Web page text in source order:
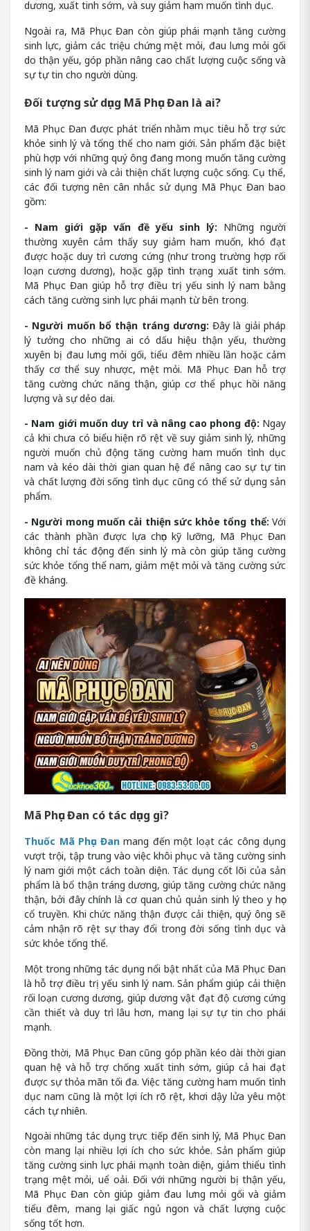
dương, xuất tinh sớm, và suy giảm ham muốn tình dục.
Ngoài ra, Mã Phục Đan còn giúp phái mạnh tăng cường
sinh lực, giảm các triệu chứng mệt mỏi, đau lưng mỏi gối
do thận yếu, góp phần nâng cao chất lượng cuộc sống và
sự tự tin cho người dùng.
Đối tượng sử dụng Mã Phục Đan là ai?
Mã Phục Đan được phát triển nhằm mục tiêu hỗ trợ sức
khỏe sinh lý và tổng thể cho nam giới. Sản phẩm đặc biệt
phù hợp với những quý ông đang mong muốn tăng cường
sinh lý nam giới và cải thiện chất lượng cuộc sống. Cụ thể,
các đối tượng nên cân nhắc sử dụng Mã Phục Đan bao
gồm:
- Nam giới gặp vấn đề yếu sinh lý: Những người
thường xuyên cảm thấy suy giảm ham muốn, khó đạt
được hoặc duy trì cương cứng (như trong trường hợp rối
loạn cương dương), hoặc gặp tình trạng xuất tinh sớm.
Mã Phục Đan giúp hỗ trợ điều trị yếu sinh lý nam bằng
cách tăng cường sinh lực phái mạnh từ bên trong.
- Người muốn bổ thận tráng dương: Đây là giải pháp
lý tưởng cho những ai có dấu hiệu thận yếu, thường
xuyên bị đau lưng mỏi gối, tiểu đêm nhiều lần hoặc cảm
thấy cơ thể suy nhược, mệt mỏi. Mã Phục Đan hỗ trợ
tăng cường chức năng thận, giúp cơ thể phục hồi năng
lượng và sự dẻo dai.
- Nam giới muốn duy trì và nâng cao phong độ: Ngay
cả khi chưa có biểu hiện rõ rệt về suy giảm sinh lý, những
người muốn chủ động tăng cường ham muốn tình dục
nam và kéo dài thời gian quan hệ để nâng cao sự tự tin
và chất lượng đời sống tình dục cũng có thể sử dụng sản
phẩm.
- Người mong muốn cải thiện sức khỏe tổng thể: Với
các thành phần được lựa chọn kỹ lưỡng, Mã Phục Đan
không chỉ tác động đến sinh lý mà còn giúp tăng cường
sức khỏe tổng thể nam, giảm mệt mỏi và tăng cường sức
đề kháng.
Mã Phục Đan có tác dụng gì?
Thuốc Mã Phục Đanmang đến một loạt các công dụng
vượt trội, tập trung vào việc khôi phục và tăng cường sinh
lý nam giới một cách toàn diện. Tác dụng cốt lõi của sản
phẩm là bổ thận tráng dương, giúp tăng cường chức năng
thận, bởi đây chính là cơ quan chủ quản sinh lý theo y học
cổ truyền. Khi chức năng thận được cải thiện, quý ông sẽ
cảm nhận rõ rệt sự thay đổi trong đời sống tình dục và
sức khỏe tổng thể.
Một trong những tác dụng nổi bật nhất của Mã Phục Đan
là hỗ trợ điều trị yếu sinh lý nam. Sản phẩm giúp cải thiện
rối loạn cương dương, giúp dương vật đạt độ cương cứng
cần thiết và duy trì lâu hơn, mang lại sự tự tin cho phái
mạnh.
Đồng thời, Mã Phục Đan cũng góp phần kéo dài thời gian
quan hệ và hỗ trợ chống xuất tinh sớm, giúp cả hai đạt
được sự thỏa mãn tối đa. Việc tăng cường ham muốn tình
dục nam cũng là một lợi ích rõ rệt, khơi dậy lửa yêu một
cách tự nhiên.
Ngoài những tác dụng trực tiếp đến sinh lý, Mã Phục Đan
còn mang lại nhiều lợi ích cho sức khỏe. Sản phẩm giúp
tăng cường sinh lực phái mạnh toàn diện, giảm thiểu tình
trạng mệt mỏi, uể oải. Đối với những người bị thận yếu,
Mã Phục Đan còn giúp giảm đau lưng mỏi gối và giảm
tiểu đêm, mang lại giấc ngủ ngon và chất lượng cuộc
sống tốt hơn.